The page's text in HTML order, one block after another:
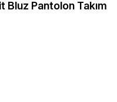
Pantolon Takım